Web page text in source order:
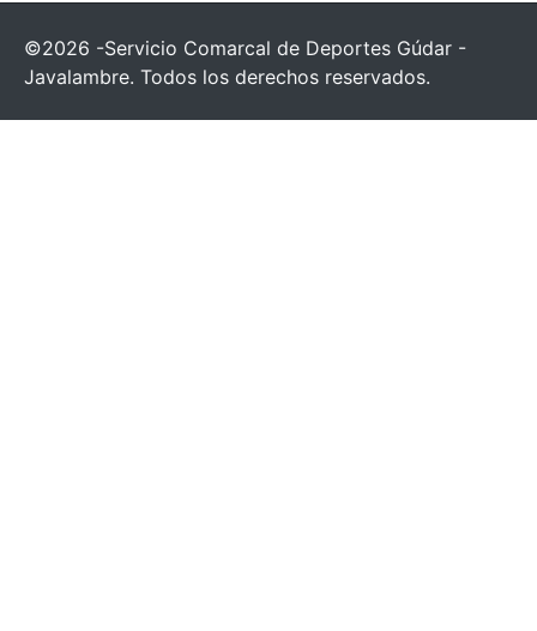
©2026 -Servicio Comarcal de Deportes Gúdar -
Javalambre. Todos los derechos reservados.